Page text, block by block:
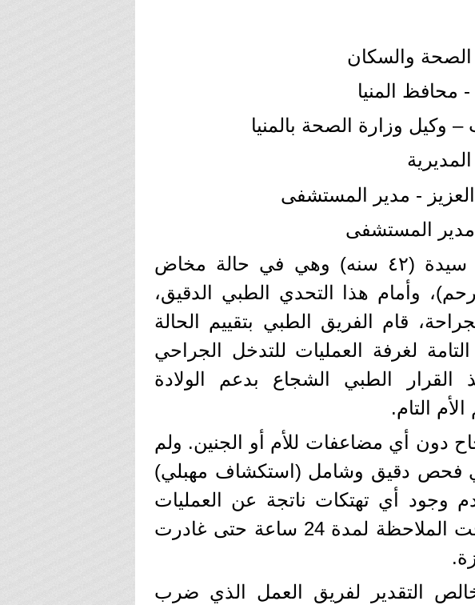
الصحة والسكان
- محافظ المنيا
وكيل وزارة الصحة بالمنيا
- مدير المستشفى
المستشفى
حيث ​استقبلت المستشفى سيدة (٤٢ سنه) وهي في حالة مخاض
وأمام هذا التحدي الطبي الدقيق،
قام الفريق الطبي بتقييم الحالة
لغرفة العمليات للتدخل الجراحي
القرار الطبي الشجاع بدعم الولادة
التام.
دون أي مضاعفات للأم أو الجنين. ولم
فحص دقيق وشامل (استكشاف مهبلي)
وجود أي تهتكات ناتجة عن العمليات
السابقة، واستقرت الحالة تحت الملاحظة لمدة 24 ساعة حتى غادرت
التقدير لفريق العمل الذي ضرب